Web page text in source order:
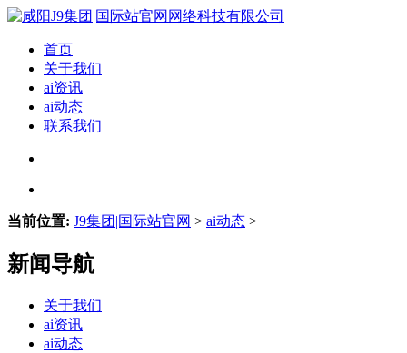
首页
关于我们
ai资讯
ai动态
联系我们
当前位置: J9集团|国际站官网 > ai动态 >
新闻导航
关于我们
ai资讯
ai动态